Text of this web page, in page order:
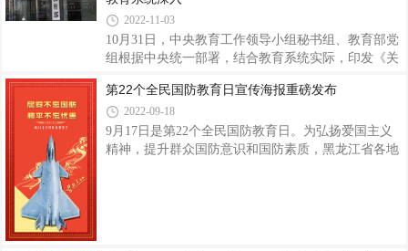
母亲一起，亲自将珍藏多年的茅台酱香酒敬献给总
学雷锋活动在全国持续深入开展，雷锋的名字家喻户
晓，雷锋的事迹深入人心，雷锋精神滋养着一代代中
华儿女的心灵。实践证明，无论时代如何变迁，雷锋
时俱进，已经升华为从雷锋到一批又一批雷锋式先进
集体和模范人物的精神风范，成为中华民族的
2022-11-03
10月31日，中央教育工作领导小组秘书组、教育部党
组根据中央统一部署，结合教育系统实际，印发《关
知》，就做好学习宣传贯彻党的二十大精神有关工作
作出部署。 《通知》指出，要充分认识党的二十
大的重大意义，准确把握党的二十大精神的核心要
义。党的二十大是在全党全国各族人民迈上全面建设
第22个全民国防教育日宣传海报重磅发布
2022-09-18
9月17日是第22个全民国防教育日。为弘扬爱国主义
精神，提升群众国防意识和国防素质，黑龙江省各地